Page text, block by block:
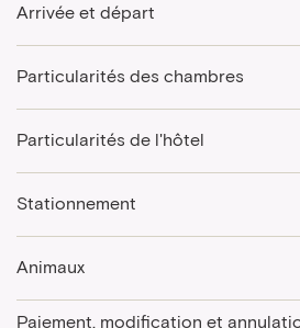
Arrivée et départ
Particularités des chambres
Particularités de l'hôtel
Stationnement
Animaux
Paiement, modification et